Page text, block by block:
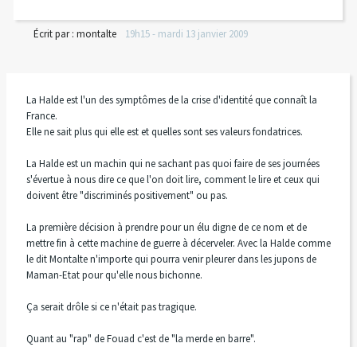
Écrit par : montalte 19h15- mardi 13 janvier 2009
La Halde est l'un des symptômes de la crise d'identité que connaît la
France.
Elle ne sait plus qui elle est et quelles sont ses valeurs fondatrices.
La Halde est un machin qui ne sachant pas quoi faire de ses journées
s'évertue à nous dire ce que l'on doit lire, comment le lire et ceux qui
doivent être "discriminés positivement" ou pas.
La première décision à prendre pour un élu digne de ce nom et de
mettre fin à cette machine de guerre à décerveler. Avec la Halde comme
le dit Montalte n'importe qui pourra venir pleurer dans les jupons de
Maman-Etat pour qu'elle nous bichonne.
Ça serait drôle si ce n'était pas tragique.
Quant au "rap" de Fouad c'est de "la merde en barre".